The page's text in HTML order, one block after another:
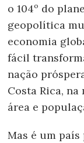
o 104º do
geopolítica
economia
fácil
nação
Costa Rica,
área e
Mas é um